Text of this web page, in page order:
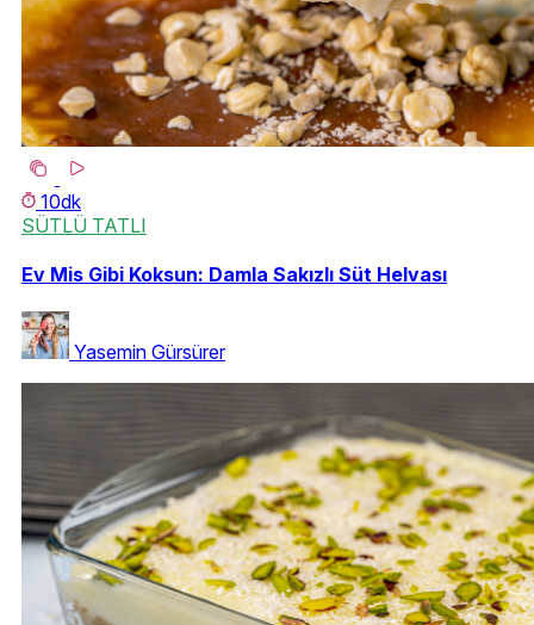
10dk
SÜTLÜ TATLI
Ev Mis Gibi Koksun: Damla Sakızlı Süt Helvası
Yasemin Gürsürer